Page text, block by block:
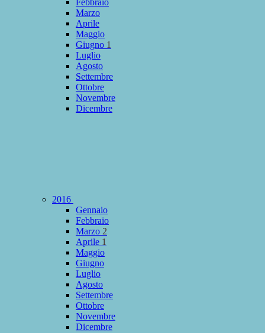
Febbraio
Marzo
Aprile
Maggio
Giugno 1
Luglio
Agosto
Settembre
Ottobre
Novembre
Dicembre
2016
Gennaio
Febbraio
Marzo 2
Aprile 1
Maggio
Giugno
Luglio
Agosto
Settembre
Ottobre
Novembre
Dicembre